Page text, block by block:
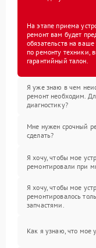
На этапе приема
ремонт вам будет
обязательств на
по ремонту техники,
гарантийный талон.
Я уже знаю в чем
ремонт необходим.
диагностику?
Мне нужен срочный
сделать?
Я хочу, чтобы мое
ремонтировали при
Я хочу, чтобы мое
ремонтировалось
запчастями.
Как я узнаю, что мое